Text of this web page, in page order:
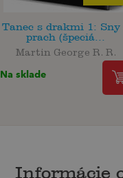
Tanec s drakmi 1: Sny
prach (špeciá...
Martin George R. R.
Na sklade
Informácie